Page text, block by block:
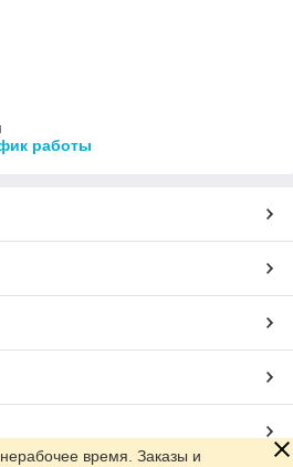
работы
время. Заказы и